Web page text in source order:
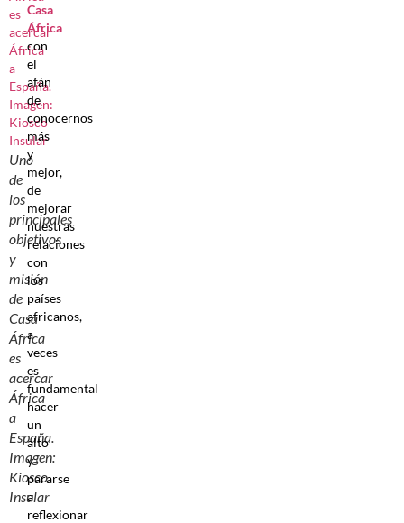
Uno
de
los
principales
objetivos
y
misión
de
Casa
África
es
acercar
África
a
España.
Imagen:
Kiosco
Insular
Casa
África
con
el
afán
de
conocernos
más
y
mejor,
de
mejorar
nuestras
relaciones
con
los
países
africanos,
a
veces
es
fundamental
hacer
un
alto
y
pararse
a
reflexionar